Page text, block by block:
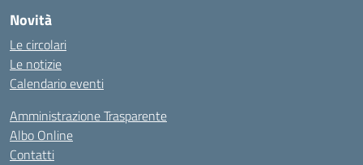
Novità
Le circolari
Le notizie
Calendario eventi
Amministrazione Trasparente
Albo Online
Contatti